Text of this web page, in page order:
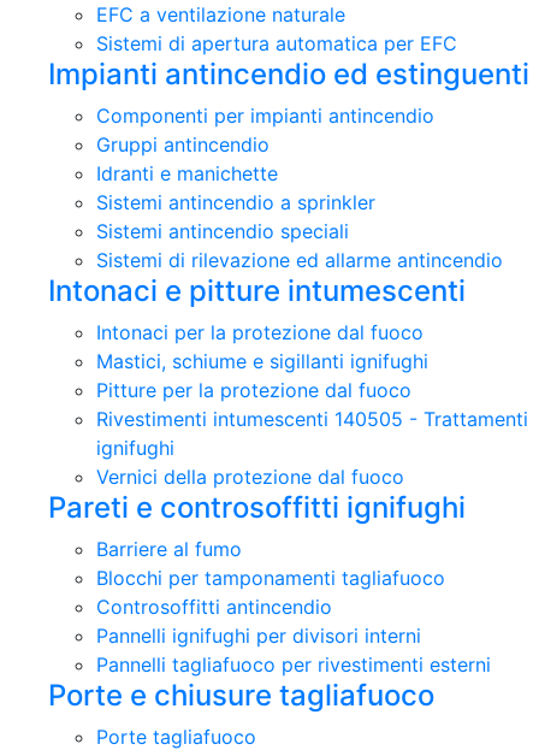
EFC a ventilazione naturale
Sistemi di apertura automatica per EFC
Impianti antincendio ed estinguenti
Componenti per impianti antincendio
Gruppi antincendio
Idranti e manichette
Sistemi antincendio a sprinkler
Sistemi antincendio speciali
Sistemi di rilevazione ed allarme antincendio
Intonaci e pitture intumescenti
Intonaci per la protezione dal fuoco
Mastici, schiume e sigillanti ignifughi
Pitture per la protezione dal fuoco
Rivestimenti intumescenti 140505 - Trattamenti
ignifughi
Vernici della protezione dal fuoco
Pareti e controsoffitti ignifughi
Barriere al fumo
Blocchi per tamponamenti tagliafuoco
Controsoffitti antincendio
Pannelli ignifughi per divisori interni
Pannelli tagliafuoco per rivestimenti esterni
Porte e chiusure tagliafuoco
Porte tagliafuoco